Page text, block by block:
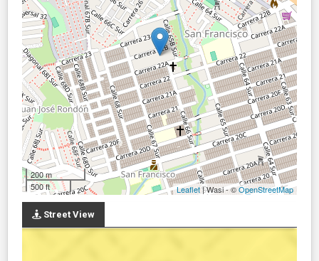
200 m
500 ft
Leaflet| Wasi - ©OpenStreetMap
Street View